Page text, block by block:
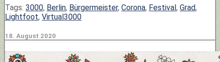
Tags: 3000, Berlin, Bürgermeister, Corona, Festival, Grad,
Lightfoot, Virtual3000
18. August 2020